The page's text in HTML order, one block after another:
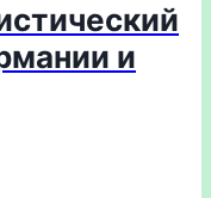
и